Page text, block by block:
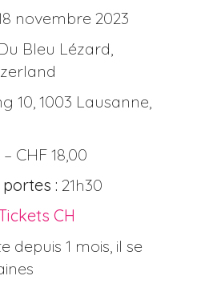
novembre 2023
Bleu Lézard,
10, 1003 Lausanne,
CHF 18,00
: 21h30
CH
depuis 1 mois, il se